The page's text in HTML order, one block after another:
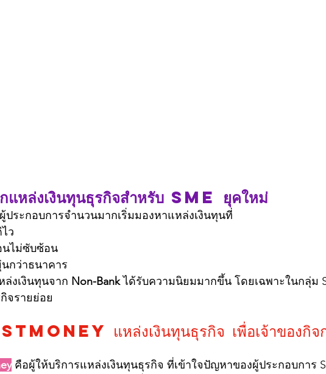
กแหล่งเงินทุนธุรกิจสำหรับ SME ยุคใหม่
ประกอบการจำนวนมากเริ่มมองหาแหล่งเงินทุนที่
ว
ไม่ซับซ้อน
กว่าธนาคาร
งเงินทุนจาก Non-Bank ได้รับความนิยมมากขึ้น โดยเฉพาะในกลุ่ม
จรายย่อย
แหล่งเงินทุนธุรกิจ เพื่อเจ้าของกิจก
คือผู้ให้บริการแหล่งเงินทุนธุรกิจ ที่เข้าใจปัญหาของผู้ประกอบการ